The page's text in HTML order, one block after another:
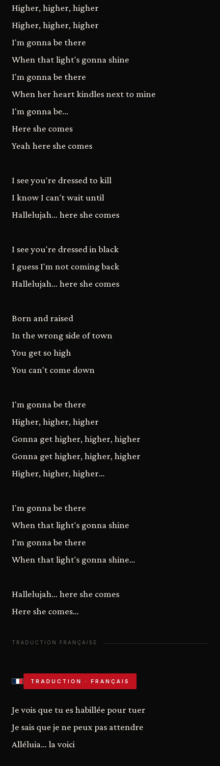
Higher, higher, higher
Higher, higher, higher
I'm gonna be there
When that light's gonna shine
I'm gonna be there
When her heart kindles next to mine
I'm gonna be...
Here she comes
Yeah here she comes
I see you're dressed to kill
I know I can't wait until
Hallelujah... here she comes
I see you're dressed in black
I guess I'm not coming back
Hallelujah... here she comes
Born and raised
In the wrong side of town
You get so high
You can't come down
I'm gonna be there
Higher, higher, higher
Gonna get higher, higher, higher
Gonna get higher, higher, higher
Higher, higher, higher...
I'm gonna be there
When that light's gonna shine
I'm gonna be there
When that light's gonna shine...
Hallelujah... here she comes
Here she comes...
TRADUCTION · FRANÇAIS
Je vois que tu es habillée pour tuer
Je sais que je ne peux pas attendre
Alléluia... la voici